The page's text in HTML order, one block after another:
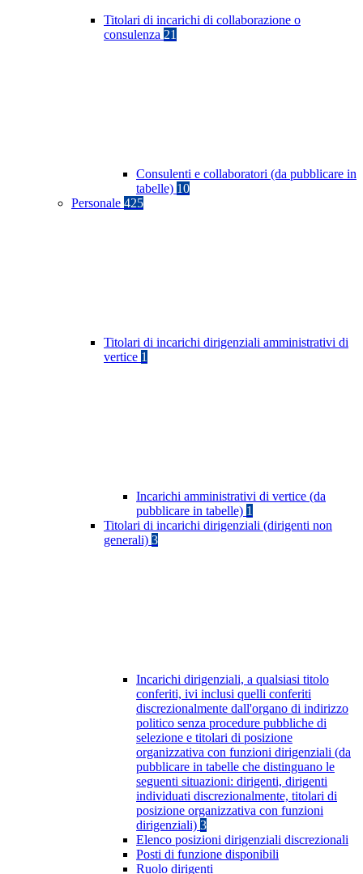
Titolari di incarichi di collaborazione o
consulenza 21
Consulenti e collaboratori (da pubblicare in
tabelle) 10
Personale 425
Titolari di incarichi dirigenziali amministrativi di
vertice 1
Incarichi amministrativi di vertice (da
pubblicare in tabelle) 1
Titolari di incarichi dirigenziali (dirigenti non
generali) 3
Incarichi dirigenziali, a qualsiasi titolo
conferiti, ivi inclusi quelli conferiti
discrezionalmente dall'organo di indirizzo
politico senza procedure pubbliche di
selezione e titolari di posizione
organizzativa con funzioni dirigenziali (da
pubblicare in tabelle che distinguano le
seguenti situazioni: dirigenti, dirigenti
individuati discrezionalmente, titolari di
posizione organizzativa con funzioni
dirigenziali) 3
Elenco posizioni dirigenziali discrezionali
Posti di funzione disponibili
Ruolo dirigenti